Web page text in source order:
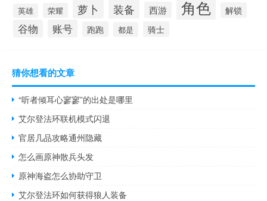
英雄 荣耀 萝卜 装备 西游 角色 解锁
谷物 账号 跑跑 都是 骑士
猜你想看的文章
“听者倾耳心寥寥”的出处是哪里
艾尔登法环联机模式闪退
官居几品攻略通州隐藏
怎么画原神散兵头发
原神海盗怎么协助守卫
艾尔登法环如何获得狼人装备